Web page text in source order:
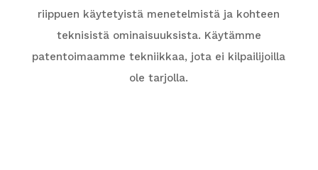
riippuen käytetyistä menetelmistä ja kohteen
teknisistä ominaisuuksista. Käytämme
patentoimaamme tekniikkaa, jota ei kilpailijoilla
ole tarjolla.